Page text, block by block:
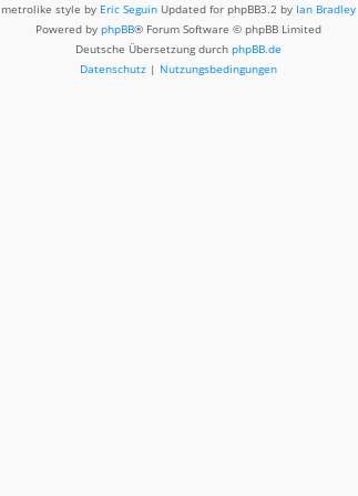
metrolike style by Eric Seguin Updated for phpBB3.2 by Ian Bradley
Powered by phpBB® Forum Software © phpBB Limited
Deutsche Übersetzung durch phpBB.de
Datenschutz | Nutzungsbedingungen